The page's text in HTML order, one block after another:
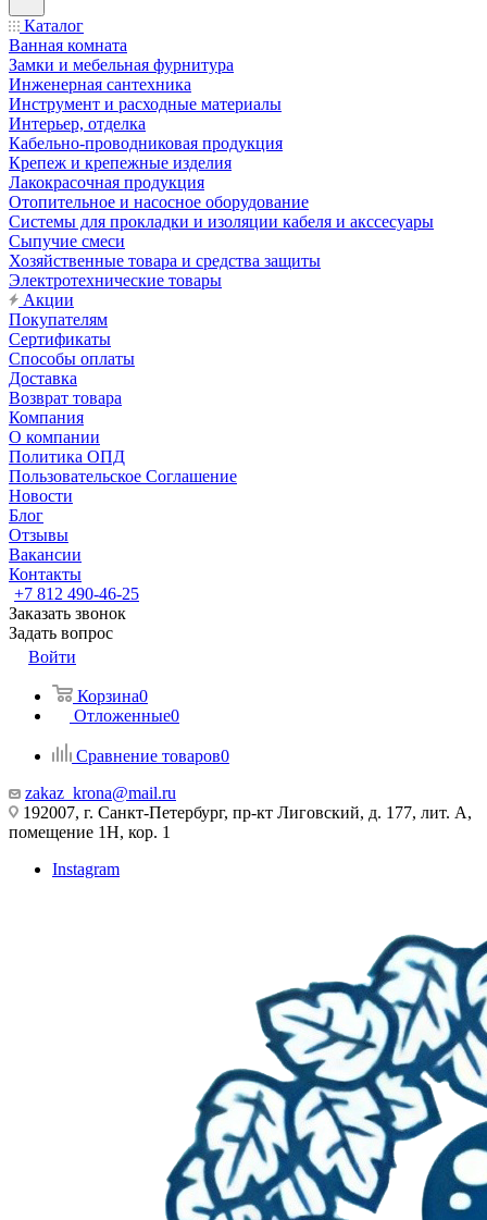
Каталог
Ванная комната
Замки и мебельная фурнитура
Инженерная сантехника
Инструмент и расходные материалы
Интерьер, отделка
Кабельно-проводниковая продукция
Крепеж и крепежные изделия
Лакокрасочная продукция
Отопительное и насосное оборудование
Системы для прокладки и изоляции кабеля и акссесуары
Сыпучие смеси
Хозяйственные товара и средства защиты
Электротехнические товары
Акции
Покупателям
Сертификаты
Способы оплаты
Доставка
Возврат товара
Компания
О компании
Политика ОПД
Пользовательское Соглашение
Новости
Блог
Отзывы
Вакансии
Контакты
+7 812 490-46-25
Заказать звонок
Задать вопрос
Войти
Корзина0
Отложенные0
Сравнение товаров0
zakaz_krona@mail.ru
192007, г. Санкт-Петербург, пр-кт Лиговский, д. 177, лит. А,
помещение 1Н, кор. 1
Instagram